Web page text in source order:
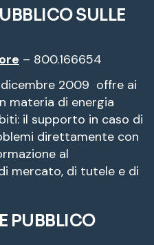
SULLE
– 800.166654
2009 offre ai
materia di energia
il supporto in caso di
direttamente con
al
mercato, di tutele e di
PUBBLICO